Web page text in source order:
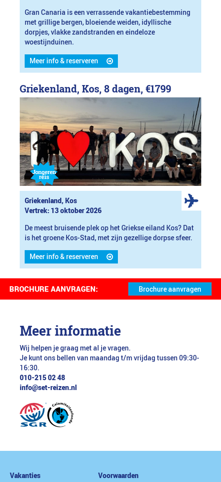
Gran Canaria is een verrassende vakantiebestemming
met grillige bergen, bloeiende weiden, idyllische
dorpjes, vlakke zandstranden en eindeloze
woestijnduinen.
Meer info & reserveren
Griekenland, Kos, 8 dagen, €1799
Griekenland, Kos
Vertrek: 13 oktober 2026
De meest bruisende plek op het Griekse eiland Kos? Dat
is het groene Kos-Stad, met zijn gezellige dorpse sfeer.
Meer info & reserveren
BROCHURE AANVRAGEN:
Meer informatie
Wij helpen je graag met al je vragen.
Je kunt ons bellen van maandag t/m vrijdag tussen 09:30-
16:30.
010-215 02 48
info@set-reizen.nl
Vakanties
Voorwaarden